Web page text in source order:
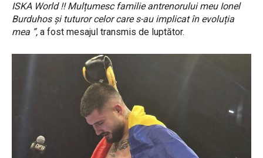
ISKA World !! Mulțumesc familie antrenorului meu Ionel
Burduhos și tuturor celor care s-au implicat în evoluția
mea ”, a fost mesajul transmis de luptător.